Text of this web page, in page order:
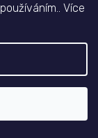
Více